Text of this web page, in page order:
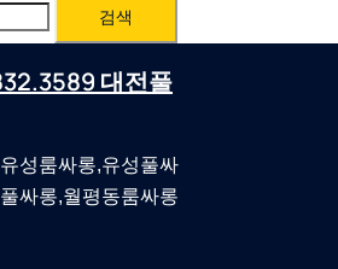
대전풀
성룸싸롱,유성풀싸
싸롱,월평동룸싸롱